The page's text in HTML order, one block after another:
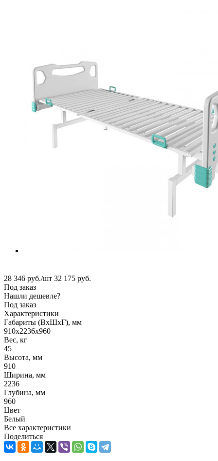
28 346 руб./шт 32 175 руб.
Под заказ
Нашли дешевле?
Под заказ
Характеристики
Габариты (ВxШxГ), мм
910x2236x960
Вес, кг
45
Высота, мм
910
Ширина, мм
2236
Глубина, мм
960
Цвет
Белый
Все характеристики
Поделиться